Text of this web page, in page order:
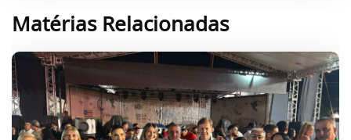
Matérias Relacionadas